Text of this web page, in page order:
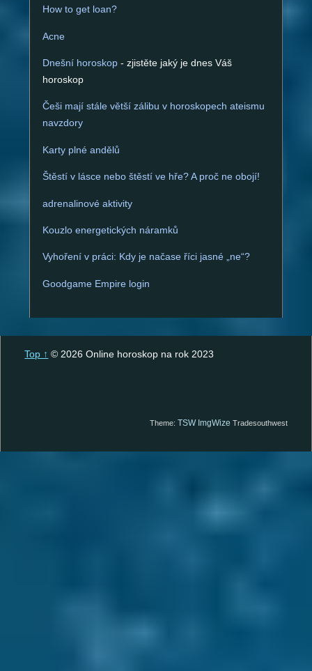
How to get loan?
Acne
Dnešní horoskop- zjistěte jaký je dnes Váš
horoskop
Češi mají stále větší zálibu v horoskopech ateismu
navzdory
Karty plné andělů
Štěstí v lásce nebo štěstí ve hře? A proč ne obojí!
adrenalinové aktivity
Kouzlo energetických náramků
Vyhoření v práci: Kdy je načase říci jasné „ne“?
Goodgame Empire login
Top ↑ © 2026 Online horoskop na rok 2023
Theme: TSW ImgWize Tradesouthwest